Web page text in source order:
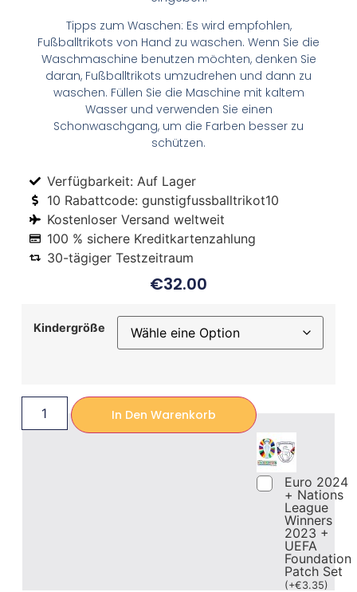
Tipps zum Waschen: Es wird empfohlen,
Fußballtrikots von Hand zu waschen. Wenn Sie die
Waschmaschine benutzen möchten, denken Sie
daran, Fußballtrikots umzudrehen und dann zu
waschen. Füllen Sie die Maschine mit kaltem
Wasser und verwenden Sie einen
Schonwaschgang, um die Farben besser zu
schützen.
Verfügbarkeit: Auf Lager
10 Rabattcode: gunstigfussballtrikot10
Kostenloser Versand weltweit
100 % sichere Kreditkartenzahlung
30-tägiger Testzeitraum
€32.00
Kindergröße
In Den Warenkorb
Euro 2024
+ Nations
League
Winners
2023 +
UEFA
Foundation
Patch Set
(+€3.35)